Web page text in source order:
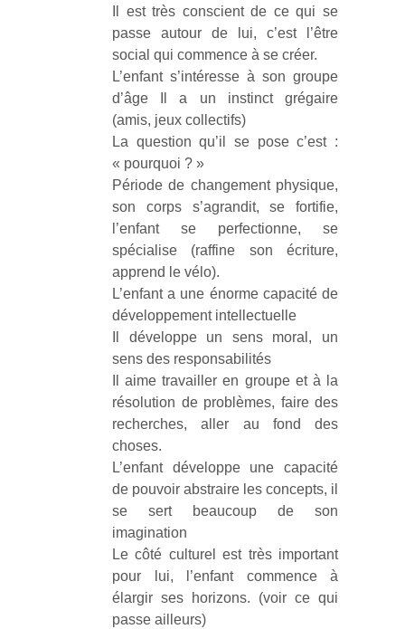
Il est très conscient de ce qui se
passe autour de lui, c’est l’être
social qui commence à se créer.
L’enfant s’intéresse à son groupe
d’âge Il a un instinct grégaire
(amis, jeux collectifs)
La question qu’il se pose c’est :
« pourquoi ? »
Période de changement physique,
son corps s’agrandit, se fortifie,
l’enfant se perfectionne, se
spécialise (raffine son écriture,
apprend le vélo).
L’enfant a une énorme capacité de
développement intellectuelle
Il développe un sens moral, un
sens des responsabilités
Il aime travailler en groupe et à la
résolution de problèmes, faire des
recherches, aller au fond des
choses.
L’enfant développe une capacité
de pouvoir abstraire les concepts, il
se sert beaucoup de son
imagination
Le côté culturel est très important
pour lui, l’enfant commence à
élargir ses horizons. (voir ce qui
passe ailleurs)